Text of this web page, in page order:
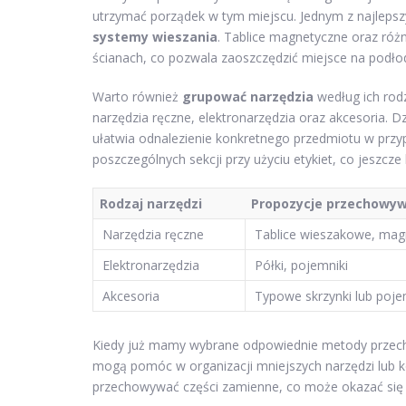
utrzymać porządek w tym miejscu. Jednym z
systemy wieszania. Tablice magnetyczne oraz
ścianach, co pozwala zaoszczędzić miejsce na
Warto również grupować narzędzia według ich
narzędzia ręczne, elektronarzędzia oraz akcesoria.
ułatwia odnalezienie konkretnego przedmiotu w
poszczególnych sekcji przy użyciu etykiet, co
Rodzaj narzędzi
Propozycje
Narzędzia ręczne
Tablice wieszakowe,
Elektronarzędzia
Półki, pojemniki
Akcesoria
Typowe skrzynki lub
Kiedy już mamy wybrane odpowiednie metody
mogą pomóc w organizacji mniejszych narzędzi lub
przechowywać części zamienne, co może okazać